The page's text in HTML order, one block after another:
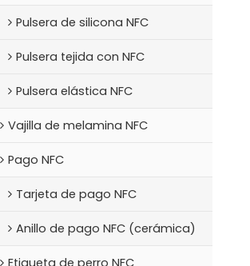
Pulsera de silicona NFC
Pulsera tejida con NFC
Pulsera elástica NFC
Vajilla de melamina NFC
Pago NFC
Tarjeta de pago NFC
Anillo de pago NFC (cerámica)
Etiqueta de perro NFC